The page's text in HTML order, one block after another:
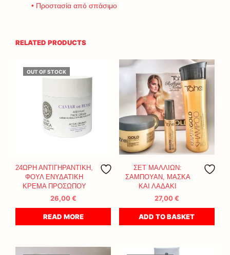
• Προστασία από σπάσιμο
RELATED PRODUCTS
OUT OF STOCK
24ΩΡΗ ΑΝΤΙΓΗΡΑΝΤΙΚΗ,
ΦΟΥΛ ΕΝΥΔΑΤΙΚΗ
ΚΡΕΜΑ ΠΡΟΣΩΠΟΥ
26,00€
READ MORE
ΣΕΤ ΜΑΛΛΙΩΝ:
ΣΑΜΠΟΥΑΝ, ΜΑΣΚΑ
ΚΑΙ ΛΑΔΑΚΙ
27,00€
ADD TO BASKET